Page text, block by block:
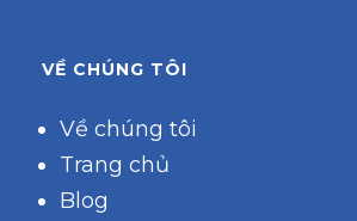
VỀ CHÚNG TÔI
Về chúng tôi
Trang chủ
Blog